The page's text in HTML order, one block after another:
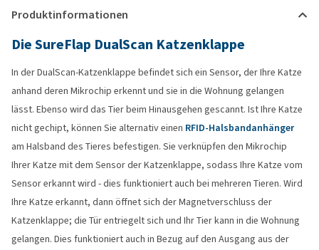
Produktinformationen
Die SureFlap DualScan Katzenklappe
In der DualScan-Katzenklappe befindet sich ein Sensor, der Ihre Katze
anhand deren Mikrochip erkennt und sie in die Wohnung gelangen
lässt. Ebenso wird das Tier beim Hinausgehen gescannt. Ist Ihre Katze
nicht gechipt, können Sie alternativ einen RFID-Halsbandanhänger
am Halsband des Tieres befestigen. Sie verknüpfen den Mikrochip
Ihrer Katze mit dem Sensor der Katzenklappe, sodass Ihre Katze vom
Sensor erkannt wird - dies funktioniert auch bei mehreren Tieren. Wird
Ihre Katze erkannt, dann öffnet sich der Magnetverschluss der
Katzenklappe; die Tür entriegelt sich und Ihr Tier kann in die Wohnung
gelangen. Dies funktioniert auch in Bezug auf den Ausgang aus der